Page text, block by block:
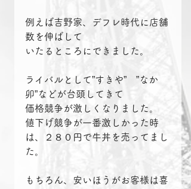
例えば吉野家、デフレ時代に店舗
数を伸ばして
いたるところにできました。
ライバルとして”すきや”　”なか
卯”などが台頭してきて
価格競争が激しくなりました。
値下げ競争が一番激しかった時
は、２８０円で牛丼を売ってまし
た。
もちろん、安いほうがお客様は喜